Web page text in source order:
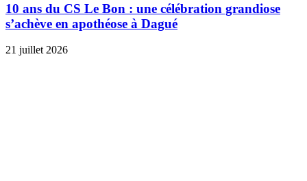
10 ans du CS Le Bon : une célébration grandiose
s’achève en apothéose à Dagué
21 juillet 2026